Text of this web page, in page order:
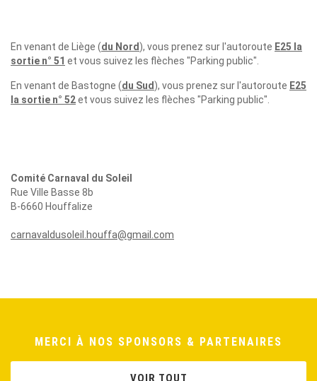
En venant de Liège (du Nord ), vous prenez sur l'autoroute E25 la
sortie n° 51 et vous suivez les flèches "Parking public".
En venant de Bastogne (du Sud ), vous prenez sur l'autoroute E25
la sortie n° 52et vous suivez les flèches "Parking public".
Comité Carnaval du Soleil
Rue Ville Basse 8b
B-6660 Houffalize
carnavaldusoleil.houffa@gmail.com
MERCI À NOS SPONSORS & PARTENAIRES
VOIR TOUT